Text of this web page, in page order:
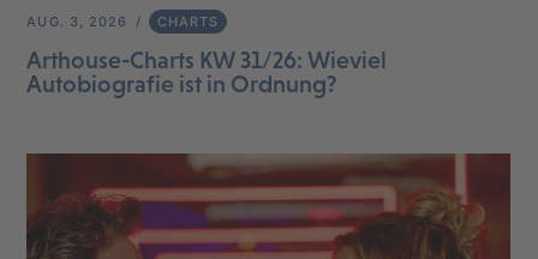
AUG. 3, 2026 CHARTS
Arthouse-Charts KW 31/26: Wieviel
Autobiografie ist in Ordnung?